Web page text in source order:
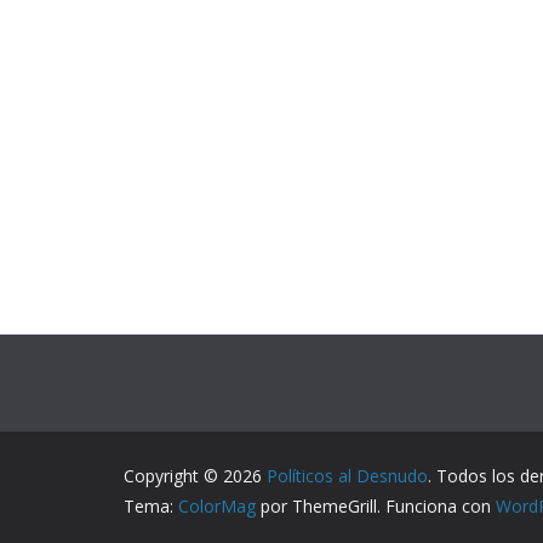
Copyright © 2026 Políticos al Desnudo. Todos los
Tema: ColorMag por ThemeGrill. Funciona con